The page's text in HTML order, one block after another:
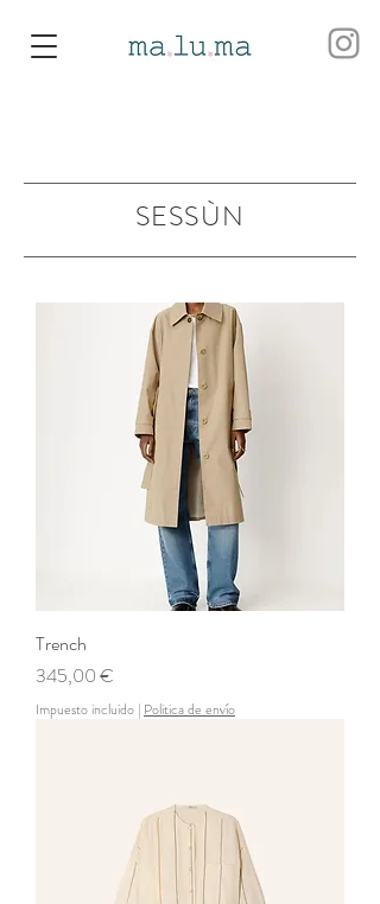
SESSÙN
Trench
Precio
345,00 €
Impuesto incluido | Politica de envío